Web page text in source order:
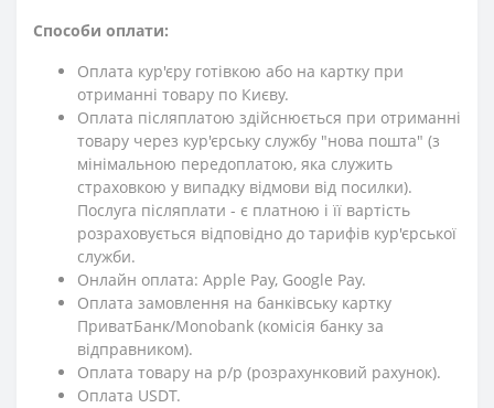
Способи оплати:
Оплата кур'єру готівкою або на картку при
отриманні товару по Києву.
Оплата післяплатою здійснюється при отриманні
товару через кур'єрську службу "нова пошта" (з
мінімальною передоплатою, яка служить
страховкою у випадку відмови від посилки).
Послуга післяплати - є платною і її вартість
розраховується відповідно до тарифів кур'єрської
служби.
Онлайн оплата: Apple Pay, Google Pay.
Оплата замовлення на банківську картку
ПриватБанк/Monobank (комісія банку за
відправником).
Оплата товару на р/р (розрахунковий рахунок).
Оплата USDT.